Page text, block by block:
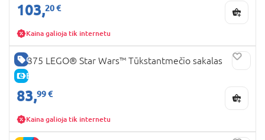
103,20 €
Kaina galioja tik internetu
GERA KAINA
E-KAINA
75375 LEGO® Star Wars™ Tūkstantmečio sakalas
83,99 €
Kaina galioja tik internetu